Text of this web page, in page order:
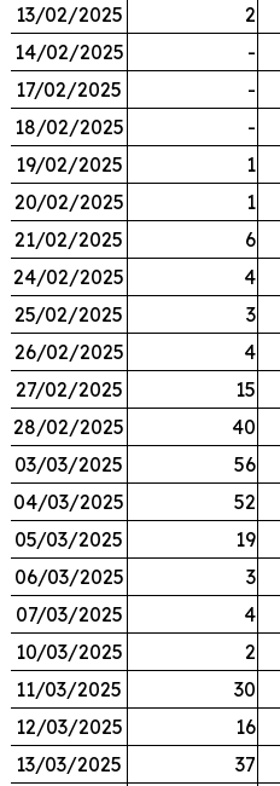
13/02/2025
2
14/02/2025
-
17/02/2025
-
18/02/2025
-
19/02/2025
1
20/02/2025
1
21/02/2025
6
24/02/2025
4
25/02/2025
3
26/02/2025
4
27/02/2025
15
28/02/2025
40
03/03/2025
56
04/03/2025
52
05/03/2025
19
06/03/2025
3
07/03/2025
4
10/03/2025
2
11/03/2025
30
12/03/2025
16
13/03/2025
37